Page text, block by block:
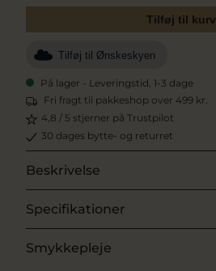
Tilføj til kurv
Tilføj til Ønskeskyen
På lager - Leveringstid, 1-3 dage
Fri fragt til pakkeshop over 499 kr.
4,8 / 5 stjerner på Trustpilot
30 dages bytte- og returret
Beskrivelse
Specifikationer
Smykkepleje